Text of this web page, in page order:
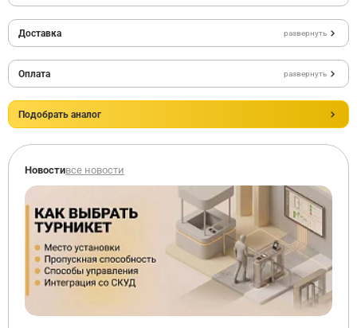
Доставка развернуть
Оплата развернуть
Подобрать аналог
Новостивсе новости